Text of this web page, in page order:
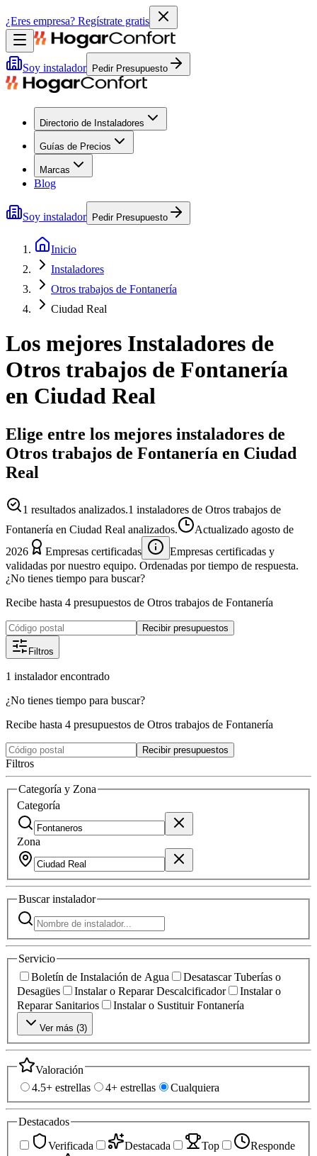
¿Eres empresa? Regístrate gratis
Soy instalador Pedir Presupuesto
Directorio de Instaladores
Guías de Precios
Marcas
Blog
Soy instalador Pedir Presupuesto
Inicio
Instaladores
Otros trabajos de Fontanería
Ciudad Real
Los mejores Instaladores de
Otros trabajos de Fontanería
en Ciudad Real
Elige entre los mejores instaladores de
Otros trabajos de Fontanería en Ciudad
Real
1 resultados analizados.1 instaladores de Otros trabajos de
Fontanería en Ciudad Real analizados.
Actualizado agosto de
2026
Empresas certificadas
Empresas certificadas y
validadas por nuestro equipo. Ordenadas por tiempo de respuesta.
¿No tienes tiempo para buscar?
Recibe hasta 4 presupuestos de Otros trabajos de Fontanería
Recibir presupuestos
Filtros
1 instalador encontrado
¿No tienes tiempo para buscar?
Recibe hasta 4 presupuestos de Otros trabajos de Fontanería
Recibir presupuestos
Filtros
Categoría y Zona
Categoría
Zona
Buscarinstalador
Servicio
Boletín de Instalación de Agua
Desatascar Tuberías o
Desagües
Instalar o Reparar Descalcificador
Instalar o
Reparar Sanitarios
Instalar o Sustituir Fontanería
Ver más (3)
Valoración
4.5+ estrellas
4+ estrellas Cualquiera
Destacados
Verificada
Destacada Top
Responde